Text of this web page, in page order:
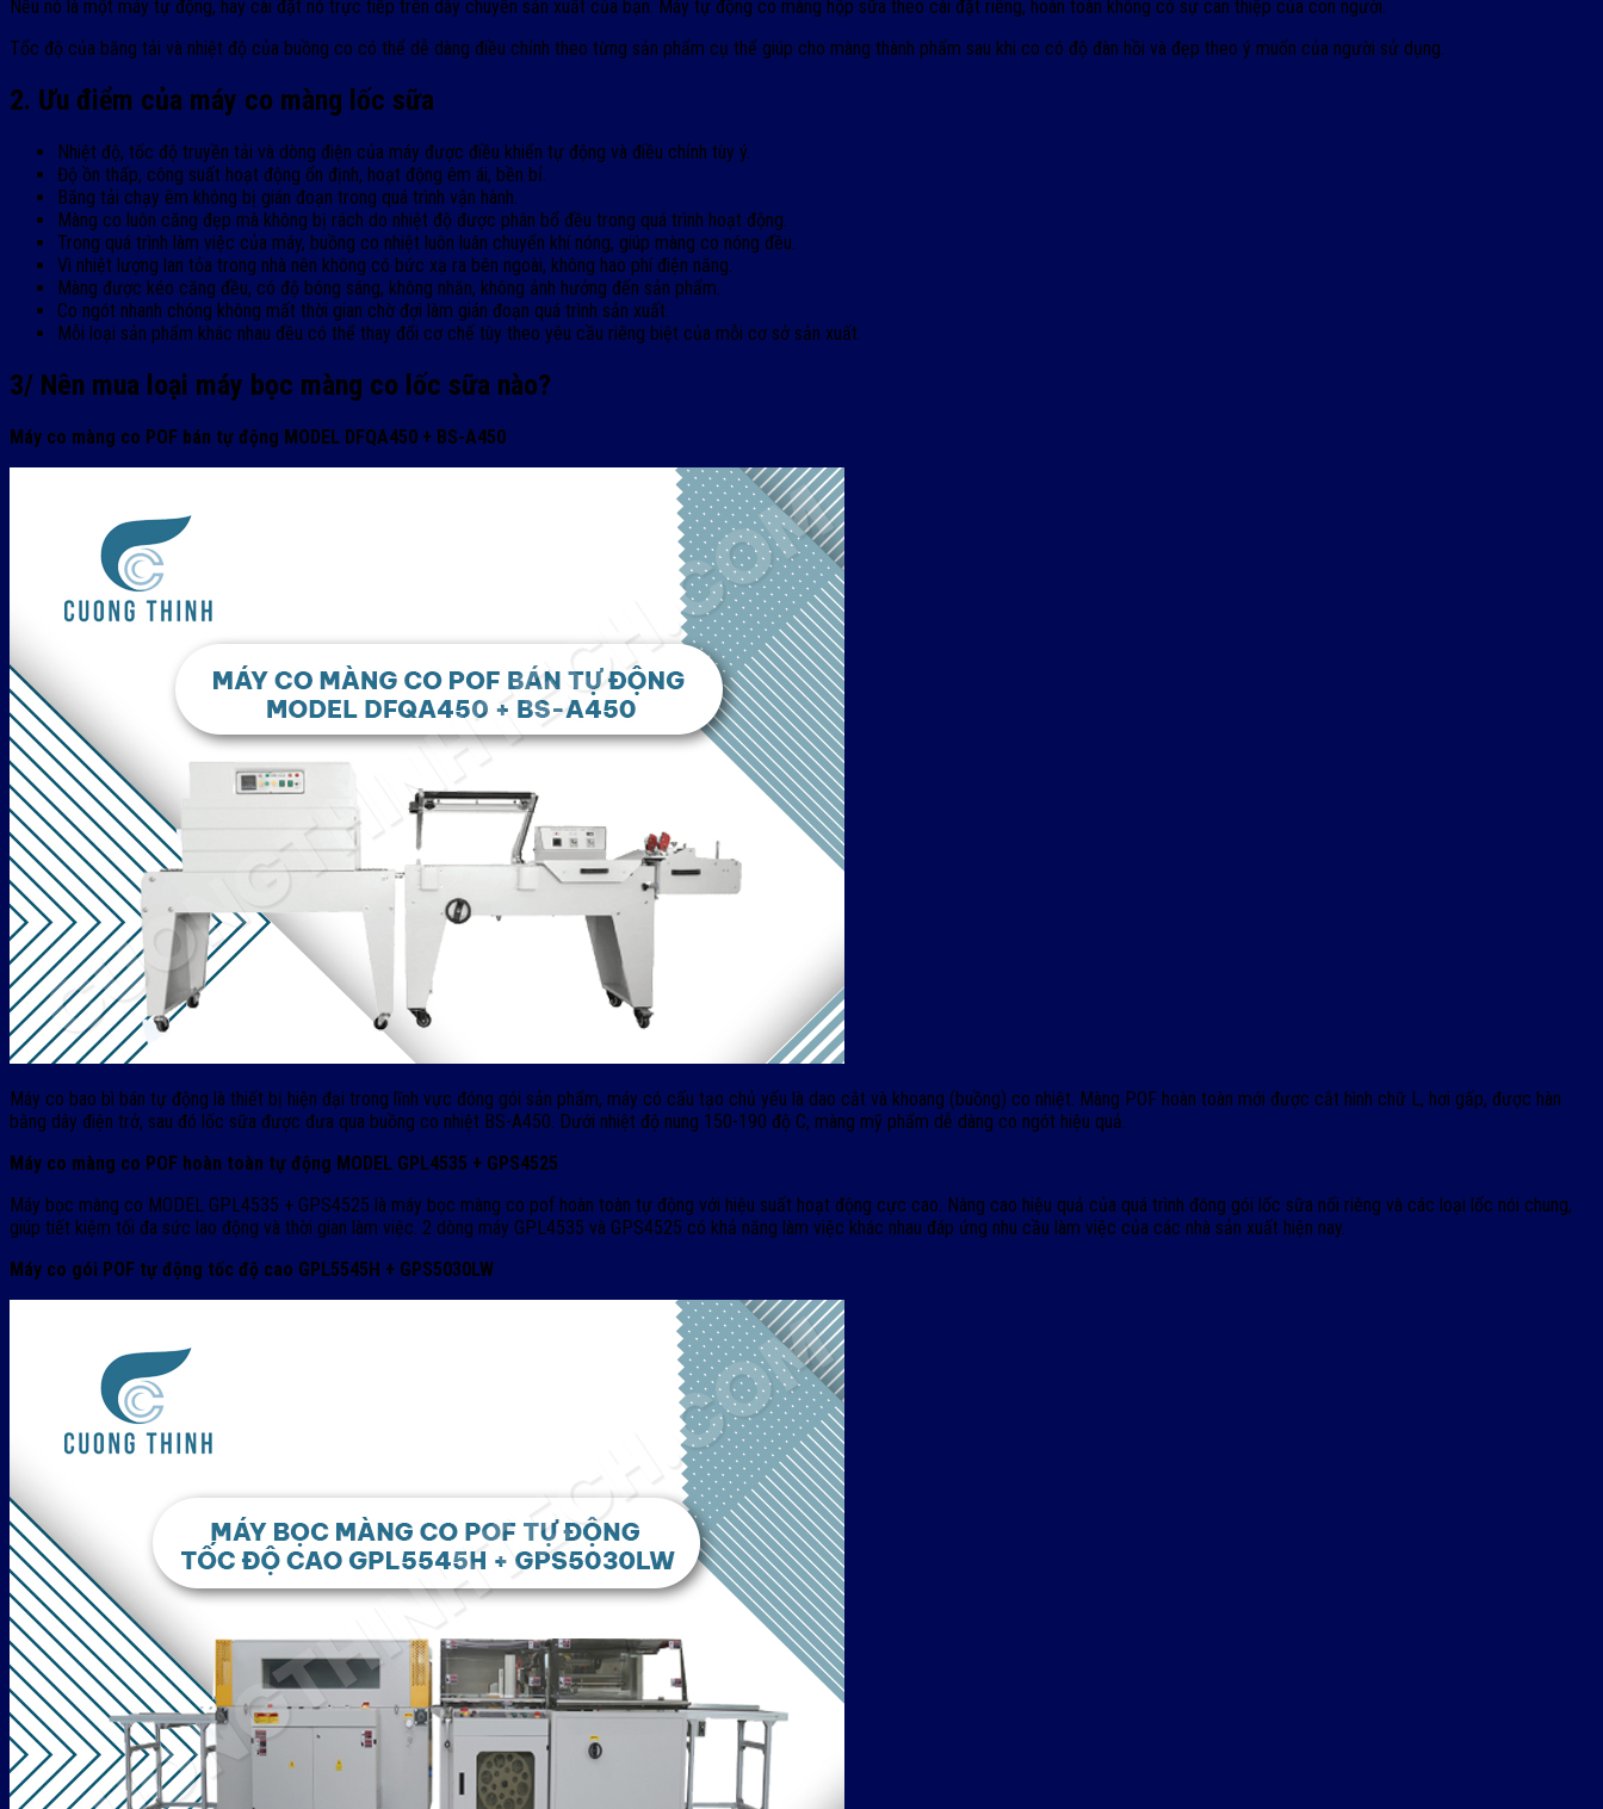
Nếu nó là một máy tự động, hãy cài đặt nó trực tiếp trên dây chuyền sản xuất của bạn. Máy tự động co màng hộp sữa theo cài đặt riêng, hoàn toàn không có sự can thiệp của con người.
Tốc độ của băng tải và nhiệt độ của buồng co có thể dễ dàng điều chỉnh theo từng sản phẩm cụ thể giúp cho màng thành phẩm sau khi co có độ đàn hồi và đẹp theo ý muốn của người sử dụng.
2. Ưu điểm của máy co màng lốc sữa
Nhiệt độ, tốc độ truyền tải và dòng điện của máy được điều khiển tự động và điều chỉnh tùy ý.
Độ ồn thấp, công suất hoạt động ổn định, hoạt động êm ái, bền bỉ.
Băng tải chạy êm không bị gián đoạn trong quá trình vận hành.
Màng co luôn căng đẹp mà không bị rách do nhiệt độ được phân bổ đều trong quá trình hoạt động.
Trong quá trình làm việc của máy, buồng co nhiệt luôn luân chuyển khí nóng, giúp màng co nóng đều.
Vì nhiệt lượng lan tỏa trong nhà nên không có bức xạ ra bên ngoài, không hao phí điện năng.
Màng được kéo căng đều, có độ bóng sáng, không nhăn, không ảnh hưởng đến sản phẩm.
Co ngót nhanh chóng không mất thời gian chờ đợi làm gián đoạn quá trình sản xuất.
Mỗi loại sản phẩm khác nhau đều có thể thay đổi cơ chế tùy theo yêu cầu riêng biệt của mỗi cơ sở sản xuất.
3/ Nên mua loại máy bọc màng co lốc sữa nào?
​​Máy co màng co POF bán tự động MODEL DFQA450 + BS-A450
Máy co bao bì bán tự động là thiết bị hiện đại trong lĩnh vực đóng gói sản phẩm, máy có cấu tạo chủ yếu là dao cắt và khoang (buồng) co nhiệt. Màng POF hoàn toàn mới được cắt hình chữ L, hơi gấp, được hàn
bằng dây điện trở, sau đó lốc sữa được đưa qua buồng co nhiệt BS-A450. Dưới nhiệt độ nung 150-190 độ C, màng mỹ phẩm dễ dàng co ngót hiệu quả.
Máy co màng co POF hoàn toàn tự động MODEL GPL4535 + GPS4525
Máy bọc màng co MODEL GPL4535 + GPS4525 là máy bọc màng co pof hoàn toàn tự động với hiệu suất hoạt động cực cao. Nâng cao hiệu quả của quá trình đóng gói lốc sữa nối riêng và các loại lốc nói chung,
giúp tiết kiệm tối đa sức lao động và thời gian làm việc. 2 dòng máy GPL4535 và GPS4525 có khả năng làm việc khác nhau đáp ứng nhu cầu làm việc của các nhà sản xuất hiện nay.
Máy co gói POF tự động tốc độ cao GPL5545H + GPS5030LW